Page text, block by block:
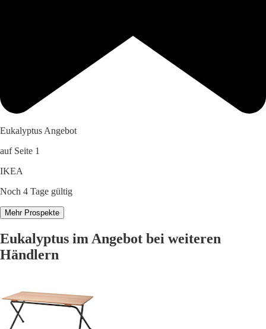
Eukalyptus Angebot
auf Seite 1
IKEA
Noch 4 Tage gültig
Mehr Prospekte
Eukalyptus im Angebot bei weiteren
Händlern